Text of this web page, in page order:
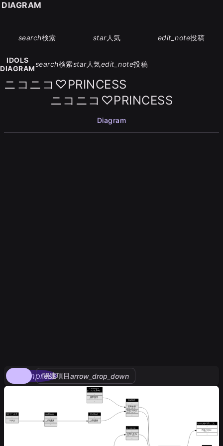
search検索 star人気 edit_note投稿
IDOLS
DIAGRAM
search検索star人気edit_note投稿
ニコニコ♡PRINCESS
ニコニコ♡PRINCESS
Diagram
compress
関連項目arrow_drop_down